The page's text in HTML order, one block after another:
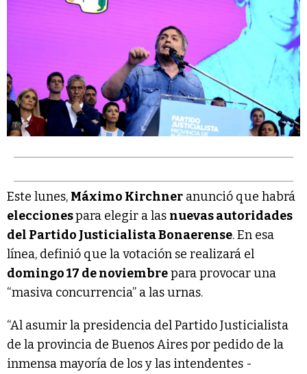
Este lunes, Máximo Kirchner anunció que habrá
eleccionespara elegir a las nuevas autoridades
del Partido Justicialista Bonaerense. En esa
línea, definió que la votación se realizará el
domingo 17 de noviembrepara provocar una
“masiva concurrencia” a las urnas.
“Al asumir la presidencia del Partido Justicialista
de la provincia de Buenos Aires por pedido de la
inmensa mayoría de los y las intendentes -